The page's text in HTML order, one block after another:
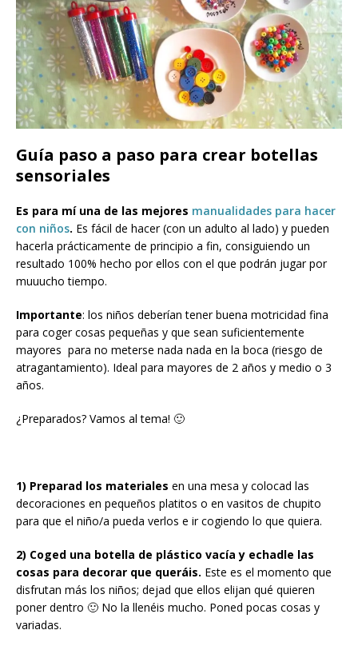
Guía paso a paso para crear botellas
sensoriales
Es para mí una de las mejores manualidades para hacer
con niños. Es fácil de hacer (con un adulto al lado) y pueden
hacerla prácticamente de principio a fin, consiguiendo un
resultado 100% hecho por ellos con el que podrán jugar por
muuucho tiempo.
Importante: los niños deberían tener buena motricidad fina
para coger cosas pequeñas y que sean suficientemente
mayores para no meterse nada nada en la boca (riesgo de
atragantamiento). Ideal para mayores de 2 años y medio o 3
años.
¿Preparados? Vamos al tema! 🙂
1) Preparad los materiales en una mesa y colocad las
decoraciones en pequeños platitos o en vasitos de chupito
para que el niño/a pueda verlos e ir cogiendo lo que quiera.
2) Coged una botella de plástico vacía y echadle las
cosas para decorar que queráis. Este es el momento que
disfrutan más los niños; dejad que ellos elijan qué quieren
poner dentro 🙂 No la llenéis mucho. Poned pocas cosas y
variadas.